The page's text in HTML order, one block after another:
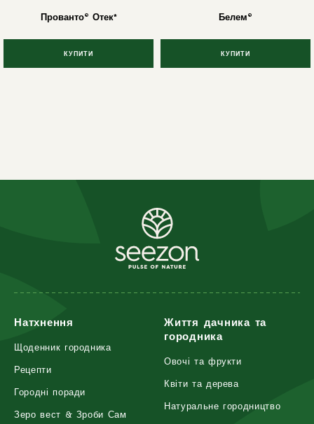
Прованто® Отек*
КУПИТИ
Белем®
КУПИТИ
Натхнення
Щоденник городника
Рецепти
Городні поради
Зеро вест & Зроби Сам
Життя дачника та
городника
Овочі та фрукти
Квіти та дерева
Натуральне городництво